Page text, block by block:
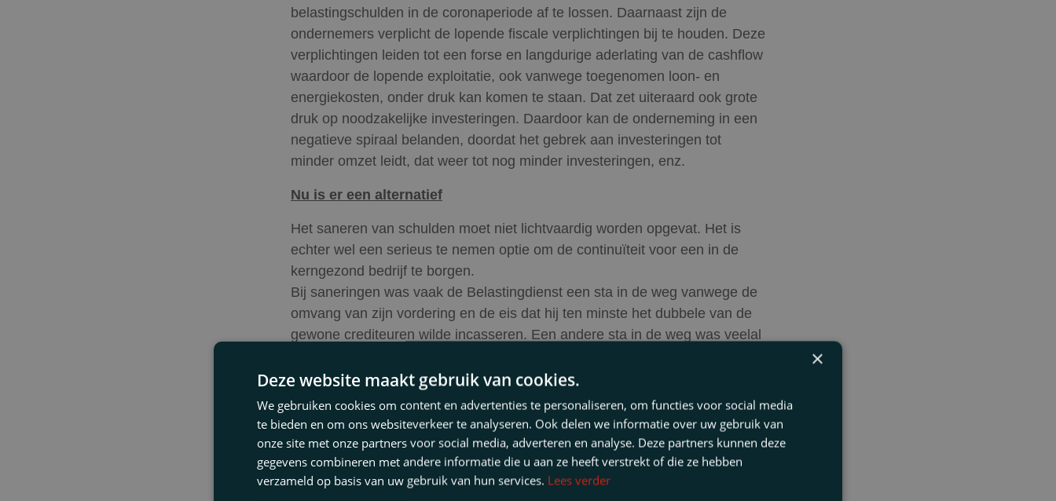
belastingschulden in de coronaperiode af te lossen. Daarnaast zijn de
ondernemers verplicht de lopende fiscale verplichtingen bij te houden. Deze
verplichtingen leiden tot een forse en langdurige aderlating van de cashflow
waardoor de lopende exploitatie, ook vanwege toegenomen loon- en
energiekosten, onder druk kan komen te staan. Dat zet uiteraard ook grote
druk op noodzakelijke investeringen. Daardoor kan de onderneming in een
negatieve spiraal belanden, doordat het gebrek aan investeringen tot
minder omzet leidt, dat weer tot nog minder investeringen, enz.
Nu is er een alternatief
Het saneren van schulden moet niet lichtvaardig worden opgevat. Het is
echter wel een serieus te nemen optie om de continuïteit voor een in de
kerngezond bedrijf te borgen.
Bij saneringen was vaak de Belastingdienst een sta in de weg vanwege de
omvang van zijn vordering en de eis dat hij ten minste het dubbele van de
gewone crediteuren wilde incasseren. Een andere sta in de weg was veelal
er tegenwoordig vaak juist sprake is van een personeelstekort enerzijds en
de Belastingdienst anderzijds de eis van het dubbele percentage heeft laten
vallen, verdient een sanering van de schulden (waaronder dus ook de
belastingschulden) een serieuze afweging en onderzoek. Zeker nu de
ondernemers aan het begin staan van hun maandelijkse
aflossingsverplichtingen van de belastingschulden over een periode van vijf
×
Deze website maakt gebruik van cookies.
We gebruiken cookies om content en advertenties te personaliseren, om functies voor social media
te bieden en om ons websiteverkeer te analyseren. Ook delen we informatie over uw gebruik van
onze site met onze partners voor social media, adverteren en analyse. Deze partners kunnen deze
gegevens combineren met andere informatie die u aan ze heeft verstrekt of die ze hebben
verzameld op basis van uw gebruik van hun services. Lees verder